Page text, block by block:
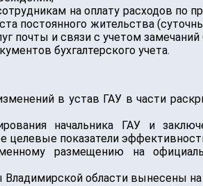
на оплату расходов по
постоянного жительства
почты и связи с учетом
бухгалтерского учета.
в устав ГАУ в части
начальника ГАУ и
целевые показатели
размещению на
Владимирской области вынесены